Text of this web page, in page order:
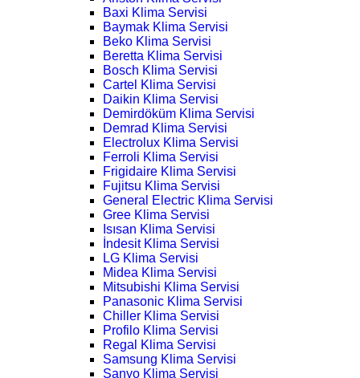
Baxi Klima Servisi
Baymak Klima Servisi
Beko Klima Servisi
Beretta Klima Servisi
Bosch Klima Servisi
Cartel Klima Servisi
Daikin Klima Servisi
Demirdöküm Klima Servisi
Demrad Klima Servisi
Electrolux Klima Servisi
Ferroli Klima Servisi
Frigidaire Klima Servisi
Fujitsu Klima Servisi
General Electric Klima Servisi
Gree Klima Servisi
Isısan Klima Servisi
İndesit Klima Servisi
LG Klima Servisi
Midea Klima Servisi
Mitsubishi Klima Servisi
Panasonic Klima Servisi
Chiller Klima Servisi
Profilo Klima Servisi
Regal Klima Servisi
Samsung Klima Servisi
Sanyo Klima Servisi